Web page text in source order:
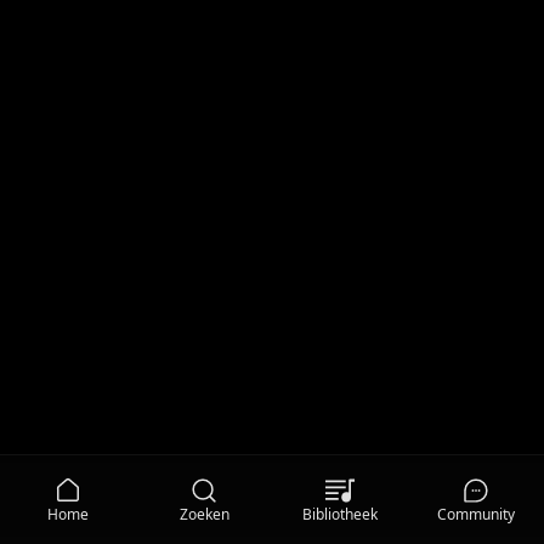
Home Zoeken Bibliotheek Community